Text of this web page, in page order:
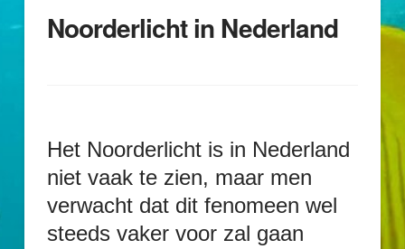
Noorderlicht in Nederland
Het Noorderlicht is in Nederland
niet vaak te zien, maar men
verwacht dat dit fenomeen wel
steeds vaker voor zal gaan